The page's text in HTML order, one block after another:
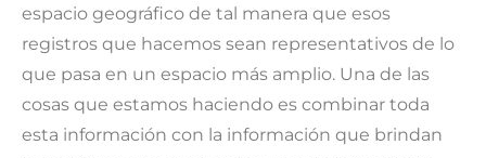
espacio geográfico de tal manera que esos
registros que hacemos sean representativos de lo
que pasa en un espacio más amplio. Una de las
cosas que estamos haciendo es combinar toda
esta información con la información que brindan